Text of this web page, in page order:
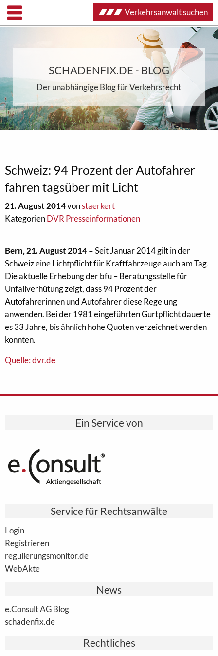
SCHADENFIX.DE - BLOG
Der unabhängige Blog für Verkehrsrecht
Schweiz: 94 Prozent der Autofahrer
fahren tagsüber mit Licht
21. August 2014vonstaerkert
KategorienDVR Presseinformationen
Bern, 21. August 2014 –Seit Januar 2014 gilt in der
Schweiz eine Lichtpflicht für Kraftfahrzeuge auch am Tag.
Die aktuelle Erhebung der bfu – Beratungsstelle für
Unfallverhütung zeigt, dass 94 Prozent der
Autofahrerinnen und Autofahrer diese Regelung
anwenden. Bei der 1981 eingeführten Gurtpflicht dauerte
es 33 Jahre, bis ähnlich hohe Quoten verzeichnet werden
konnten.
Quelle: dvr.de
Ein Service von
Service für Rechtsanwälte
Login
Registrieren
regulierungsmonitor.de
WebAkte
News
e.Consult AG Blog
schadenfix.de
Rechtliches
Verkehrsanwalt suchen